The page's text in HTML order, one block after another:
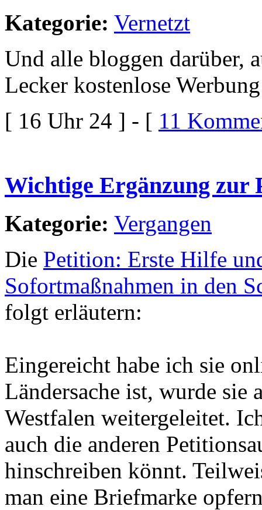
Kategorie: Vernetzt
Und alle bloggen darüber,
Lecker kostenlose
[ 16 Uhr 24 ] - [ 11
Wichtige Ergänzung zur
Kategorie: Vergangen
Die Petition: Erste Hilfe
Sofortmaßnahmen in den
folgt erläutern:
Eingereicht habe ich sie
Ländersache ist, wurde sie
Westfalen weitergeleitet.
auch die anderen
hinschreiben könnt.
man eine Briefmarke